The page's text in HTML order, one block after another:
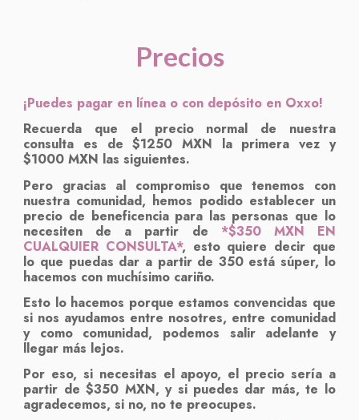
Precios
¡Puedes pagar en línea o con depósito en Oxxo!
Recuerda que el precio normal de nuestra
consulta es de $1250 MXN la primera vez y
$1000 MXN las siguientes.
Pero gracias al compromiso que tenemos con
nuestra comunidad, hemos podido establecer un
precio de beneficencia para las personas que lo
necesiten de a partir de *$350 MXN EN
CUALQUIER CONSULTA*, esto quiere decir que
lo que puedas dar a partir de 350 está súper, lo
hacemos con muchísimo cariño.
Esto lo hacemos porque estamos convencidas que
si nos ayudamos entre nosotres, entre comunidad
y como comunidad, podemos salir adelante y
llegar más lejos.
Por eso, si necesitas el apoyo, el precio sería a
partir de $350 MXN, y si puedes dar más, te lo
agradecemos, si no, no te preocupes.